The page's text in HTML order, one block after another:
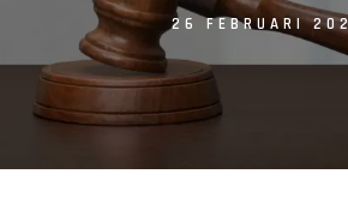
26 FEBRUARI